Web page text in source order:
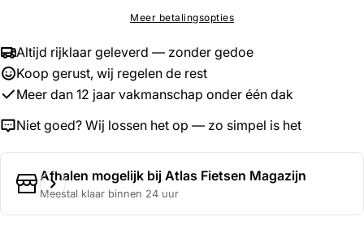
Meer betalingsopties
Altijd rijklaar geleverd — zonder gedoe
Koop gerust, wij regelen de rest
Meer dan 12 jaar vakmanschap onder één dak
Niet goed? Wij lossen het op — zo simpel is het
Afhalen mogelijk bij Atlas Fietsen Magazijn
Meestal klaar binnen 24 uur